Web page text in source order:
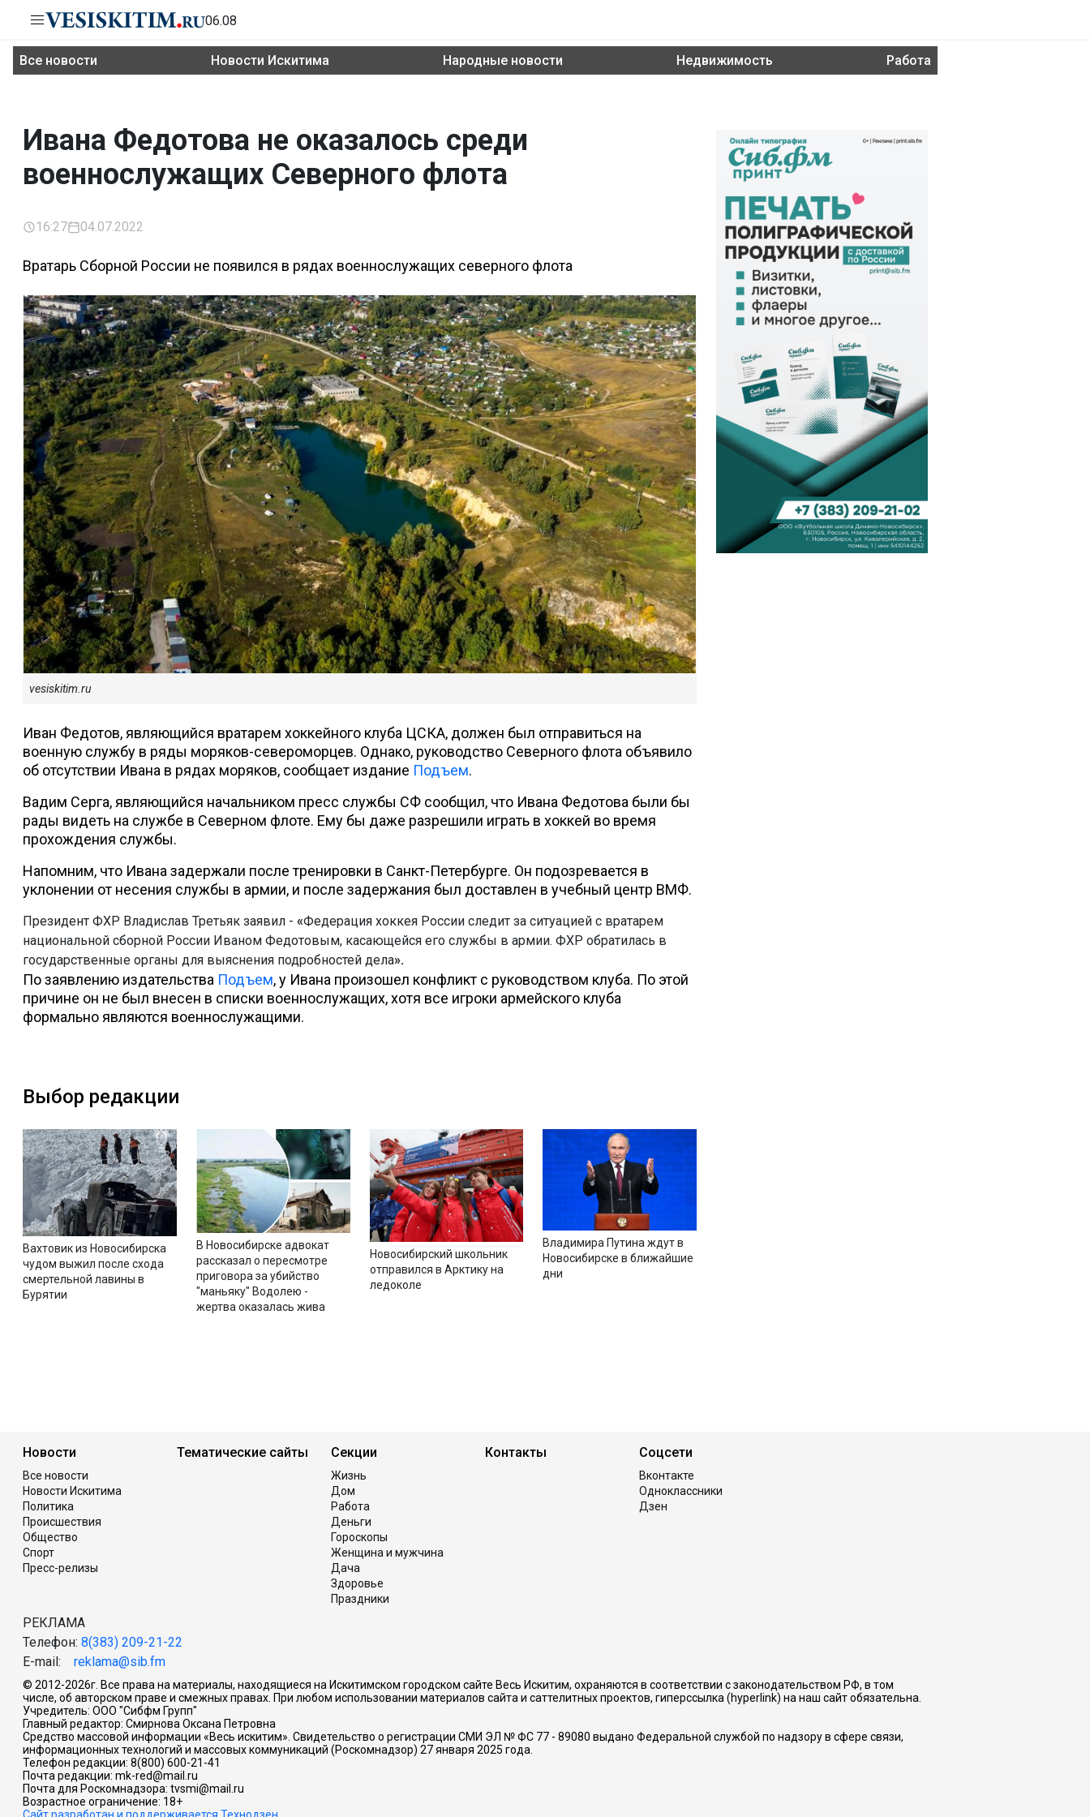
06.08
Все новости Новости Искитима Народные новости Недвижимость Работа
Ивана Федотова не оказалось среди
военнослужащих Северного флота
16:27 04.07.2022
Вратарь Сборной России не появился в рядах военнослужащих северного флота
vesiskitim.ru
Иван Федотов, являющийся вратарем хоккейного клуба ЦСКА, должен был отправиться на
военную службу в ряды моряков-североморцев. Однако, руководство Северного флота объявило
об отсутствии Ивана в рядах моряков, сообщает издание Подъем.
Вадим Серга, являющийся начальником пресс службы СФ сообщил, что Ивана Федотова были бы
рады видеть на службе в Северном флоте. Ему бы даже разрешили играть в хоккей во время
прохождения службы.
Напомним, что Ивана задержали после тренировки в Санкт-Петербурге. Он подозревается в
уклонении от несения службы в армии, и после задержания был доставлен в учебный центр ВМФ.
Президент ФХР Владислав Третьяк заявил - «Федерация хоккея России следит за ситуацией с вратарем
национальной сборной России Иваном Федотовым, касающейся его службы в армии. ФХР обратилась в
государственные органы для выяснения подробностей дела».
По заявлению издательства Подъем, у Ивана произошел конфликт с руководством клуба. По этой
причине он не был внесен в списки военнослужащих, хотя все игроки армейского клуба
формально являются военнослужащими.
Выбор редакции
Вахтовик из Новосибирска
чудом выжил после схода
смертельной лавины в
Бурятии
В Новосибирске адвокат
рассказал о пересмотре
приговора за убийство
"маньяку" Водолею -
жертва оказалась жива
Новосибирский школьник
отправился в Арктику на
ледоколе
Владимира Путина ждут в
Новосибирске в ближайшие
дни
Новости
Все новости
Новости Искитима
Политика
Происшествия
Общество
Спорт
Пресс-релизы
Тематические сайты Секции
Жизнь
Дом
Работа
Деньги
Гороскопы
Женщина и мужчина
Дача
Здоровье
Праздники
Контакты Соцсети
Вконтакте
Одноклассники
Дзен
РЕКЛАМА
Телефон: 8(383) 209-21-22
E-mail: reklama@sib.fm
© 2012-2026г. Все права на материалы, находящиеся на Искитимском городском сайте Весь Искитим, охраняются в соответствии с законодательством РФ, в том
числе, об авторском праве и смежных правах. При любом использовании материалов сайта и саттелитных проектов, гиперссылка (hyperlink) на наш сайт обязательна.
Учредитель: ООО "Сибфм Групп"
Главный редактор: Смирнова Оксана Петровна
Средство массовой информации «Весь искитим». Свидетельство о регистрации СМИ ЭЛ № ФС 77 - 89080 выдано Федеральной службой по надзору в сфере связи,
информационных технологий и массовых коммуникаций (Роскомнадзор) 27 января 2025 года.
Телефон редакции: 8(800) 600-21-41
Почта редакции: mk-red@mail.ru
Почта для Роскомнадзора: tvsmi@mail.ru
Возрастное ограничение: 18+
Сайт разработан и поддерживается Технодзен